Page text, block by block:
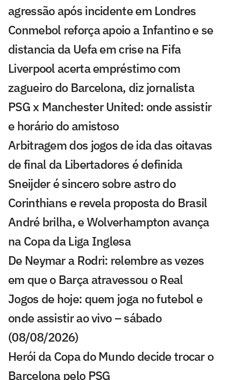
agressão após incidente em Londres
Conmebol reforça apoio a Infantino e se
distancia da Uefa em crise na Fifa
Liverpool acerta empréstimo com
zagueiro do Barcelona, diz jornalista
PSG x Manchester United: onde assistir
e horário do amistoso
Arbitragem dos jogos de ida das oitavas
de final da Libertadores é definida
Sneijder é sincero sobre astro do
Corinthians e revela proposta do Brasil
André brilha, e Wolverhampton avança
na Copa da Liga Inglesa
De Neymar a Rodri: relembre as vezes
em que o Barça atravessou o Real
Jogos de hoje: quem joga no futebol e
onde assistir ao vivo – sábado
(08/08/2026)
Herói da Copa do Mundo decide trocar o
Barcelona pelo PSG